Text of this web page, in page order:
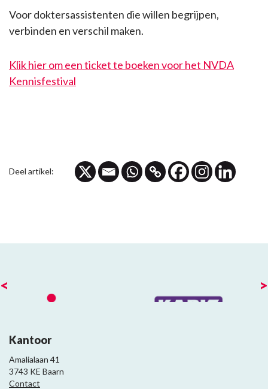
Voor doktersassistenten die willen begrijpen,
verbinden en verschil maken.
Klik hier om een ticket te boeken voor het NVDA
Kennisfestival
Deel artikel:
< >
Kantoor
Amalialaan 41
3743 KE Baarn
Contact